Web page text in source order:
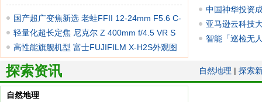
国产超广变焦新选 老蛙FFII 12-24mm F5.6 C-
Dre轻量化超长定焦 尼克尔 Z 400mm f/4.5 VR S
外观高性能旗舰机型 富士FUJIFILM X-H2S外观图
赏
共享，加
中国神华投资
亚马逊云科技
应用落地
智能「巡检无
探索资讯 自然地理 | 探索
自然地理